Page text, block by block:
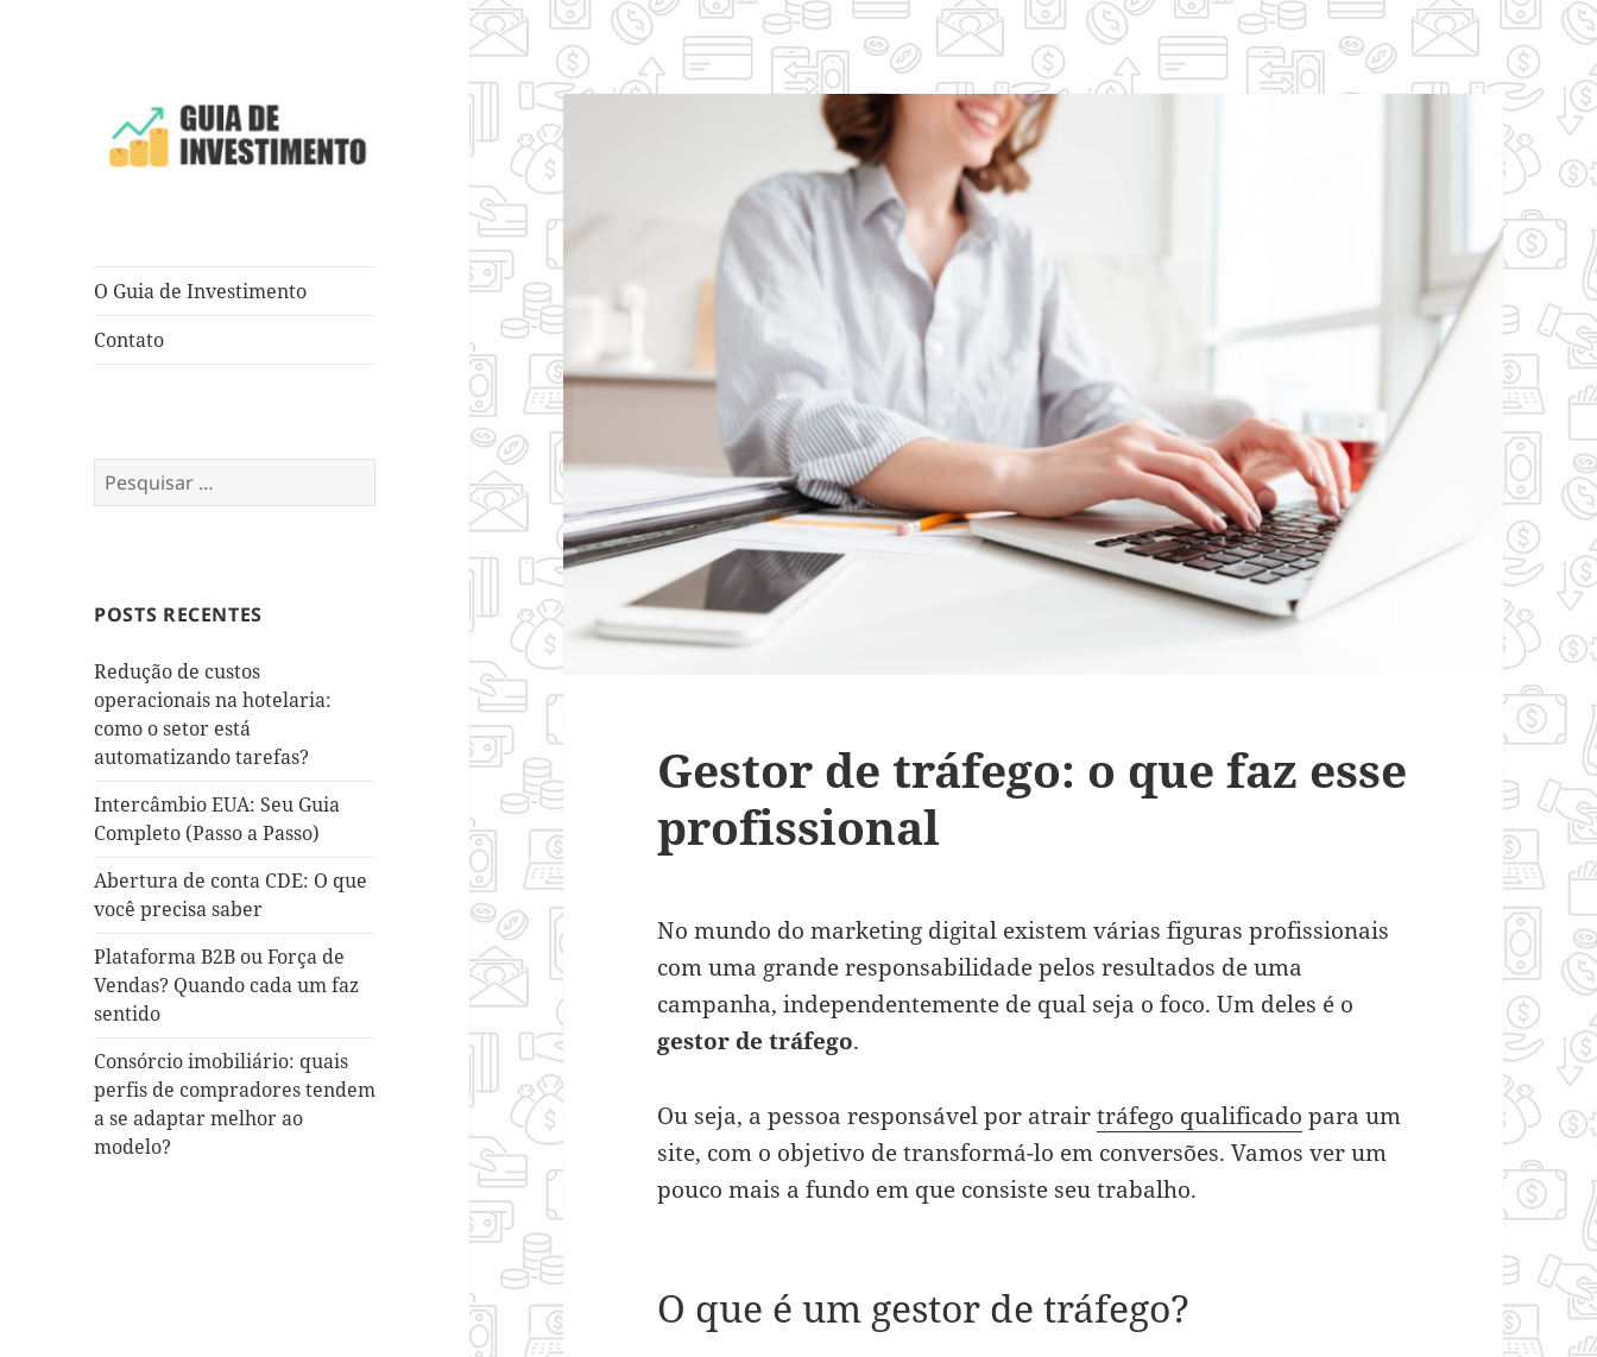
O Guia de Investimento
Contato
Pesquisar
por:
POSTS RECENTES
Redução de custos
operacionais na hotelaria:
como o setor está
automatizando tarefas?
Intercâmbio EUA: Seu Guia
Completo (Passo a Passo)
Abertura de conta CDE: O que
você precisa saber
Plataforma B2B ou Força de
Vendas? Quando cada um faz
sentido
Consórcio imobiliário: quais
perfis de compradores tendem
a se adaptar melhor ao
modelo?
Gestor de tráfego: o que faz esse
profissional
No mundo do marketing digital existem várias figuras profissionais
com uma grande responsabilidade pelos resultados de uma
campanha, independentemente de qual seja o foco. Um deles é o
gestor de tráfego.
Ou seja, a pessoa responsável por atrairtráfego qualificado para um
site, com o objetivo de transformá-lo em conversões. Vamos ver um
pouco mais a fundo em que consiste seu trabalho.
O que é um gestor de tráfego?